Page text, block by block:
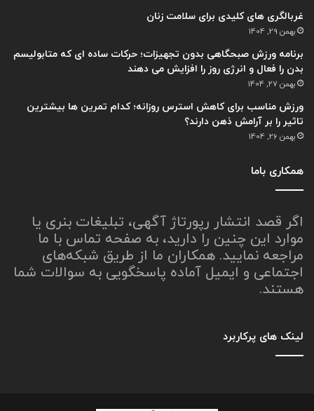
غربالگری های کلیدی برای سلامت زنان
بهمن 29, 1404
برنامه ورزش صبحگاهی بدون تجهیزات؛ حرکات ساده ای که متابولیسم
بدن را فعال و انرژی روز را افزایش می دهند
بهمن 27, 1404
ورزش مناسب برای کاهش استرس روزانه؛ کدام تمرین ها بیشترین
تاثیر را بر آرامش ذهن دارند؟
بهمن 26, 1404
همکاری باما
اگر قصد انتشار رپورتاژ آگهی، تبلیغات بنری یا
موارد این چنین را دارید، به صفحه تماس با ما
مراجعه نمایید. همکاران ما از طریق شبکه‌های
اجتماعی و ایمیل آماده پاسخگویی به سوالات شما
هستند.
لینک های پرکاربرد